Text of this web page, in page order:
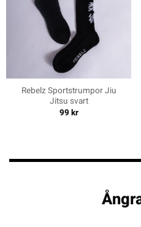
Rebelz Sportstrumpor Jiu
Jitsu svart
99kr